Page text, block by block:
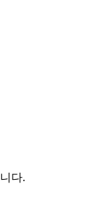
다.